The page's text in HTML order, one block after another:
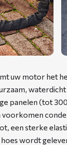
uw motor het
panelen (tot
een sterke
wordt